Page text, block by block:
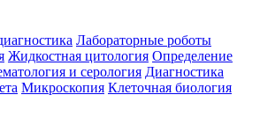
Лабораторные роботы
Жидкостная цитология Определение
и серология Диагностика
Микроскопия Клеточная биология